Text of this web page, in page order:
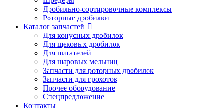
Дробильно-сортировочные комплексы
Роторные дробилки
Каталог запчастей
Для конусных дробилок
Для щековых дробилок
Для питателей
Для шаровых мельниц
Запчасти для роторных дробилок
Запчасти для грохотов
Прочее оборудование
Спецпредложение
Контакты